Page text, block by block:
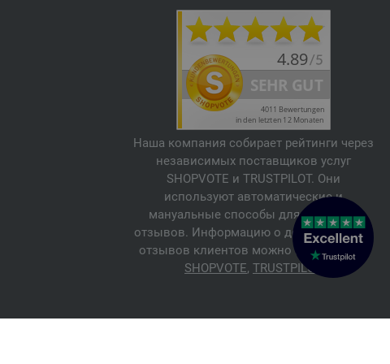
Наша компания собирает рейтинги через
независимых поставщиков услуг
SHOPVOTE и TRUSTPILOT. Они
используют автоматические и
мануальные способы для проверки
отзывов. Информацию о достоверности
отзывов клиентов можно найти здесь:
SHOPVOTE, TRUSTPILOT